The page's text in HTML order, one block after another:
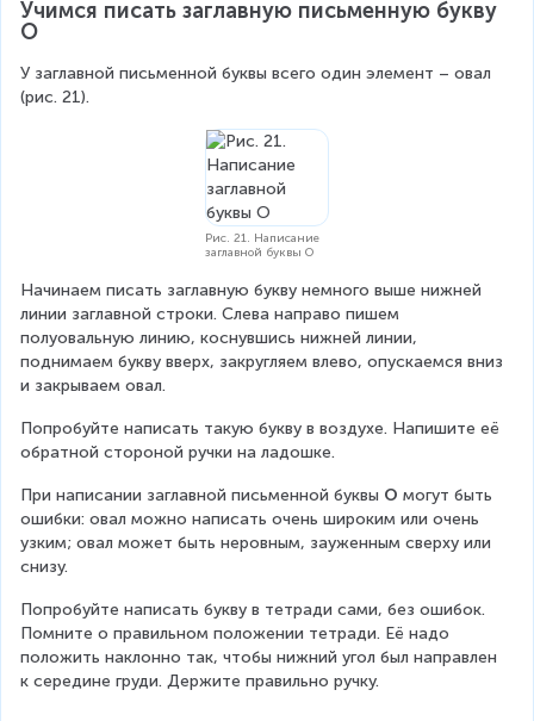
Учимся писать заглавную письменную букву
О
У заглавной письменной буквы всего один элемент – овал
(рис. 21).
Рис. 21. Написание
заглавной буквы О
Начинаем писать заглавную букву немного выше нижней
линии заглавной строки. Слева направо пишем
полуовальную линию, коснувшись нижней линии,
поднимаем букву вверх, закругляем влево, опускаемся вниз
и закрываем овал.
Попробуйте написать такую букву в воздухе. Напишите её
обратной стороной ручки на ладошке.
При написании заглавной письменной буквы О могут быть
ошибки: овал можно написать очень широким или очень
узким; овал может быть неровным, зауженным сверху или
снизу.
Попробуйте написать букву в тетради сами, без ошибок.
Помните о правильном положении тетради. Её надо
положить наклонно так, чтобы нижний угол был направлен
к середине груди. Держите правильно ручку.